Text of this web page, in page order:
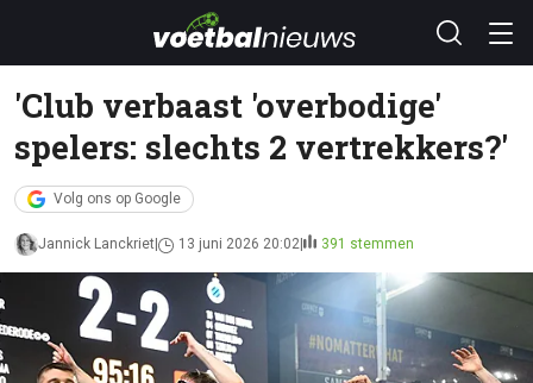
'Club verbaast 'overbodige'
spelers: slechts 2 vertrekkers?'
Volg ons op Google
Jannick Lanckriet 13 juni 2026 20:02 391 stemmen